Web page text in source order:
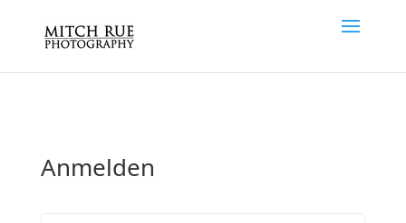
Anmelden